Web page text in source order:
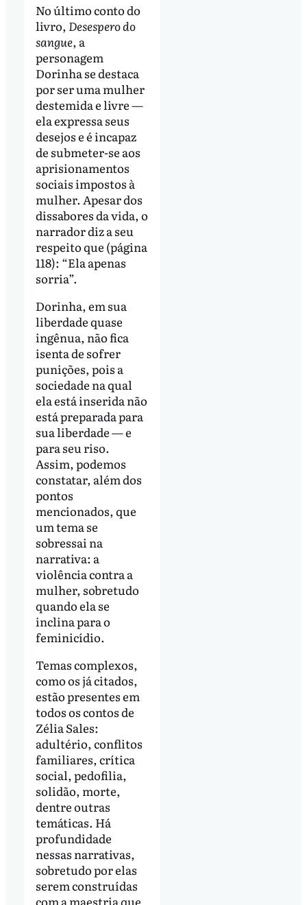
No último conto do
livro, Desespero do
sangue, a
personagem
Dorinha se destaca
por ser uma mulher
destemida e livre —
ela expressa seus
desejos e é incapaz
de submeter-se aos
aprisionamentos
sociais impostos à
mulher. Apesar dos
dissabores da vida, o
narrador diz a seu
respeito que (página
118): “Ela apenas
sorria”.
Dorinha, em sua
liberdade quase
ingênua, não fica
isenta de sofrer
punições, pois a
sociedade na qual
ela está inserida não
está preparada para
sua liberdade — e
para seu riso.
Assim, podemos
constatar, além dos
pontos
mencionados, que
um tema se
sobressai na
narrativa: a
violência contra a
mulher, sobretudo
quando ela se
inclina para o
feminicídio.
Temas complexos,
como os já citados,
estão presentes em
todos os contos de
Zélia Sales:
adultério, conflitos
familiares, crítica
social, pedofilia,
solidão, morte,
dentre outras
temáticas. Há
profundidade
nessas narrativas,
sobretudo por elas
serem construídas
com a maestria que